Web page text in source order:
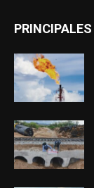
PRINCIPALES